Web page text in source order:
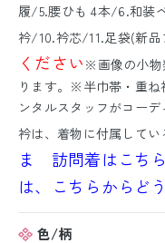
履/5.腰ひも 4本/6.和装
衿/10.衿芯/11.足袋(新品
ください ※画像の小物
ります。※半巾帯・重
ンタルスタッフがコー
衿は、着物に付属して
ま 訪問着はこち
は、こちらからど
色/柄